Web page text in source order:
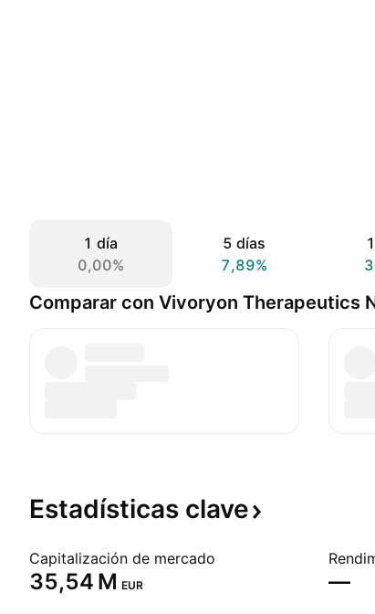
1 día
0,00%
5 días
7,89%
Comparar con Vivoryon Therapeutics
Estadísticas clave
Capitalización de mercado
‪35,54 M‬ EUR —